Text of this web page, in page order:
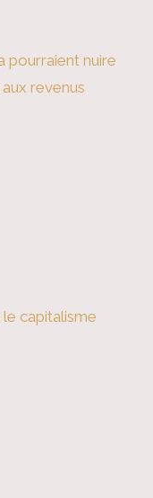
pourraient nuire
revenus
capitalisme